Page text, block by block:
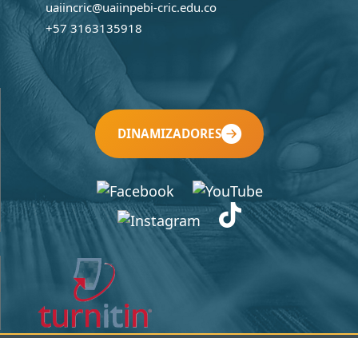
uaiincric@uaiinpebi-cric.edu.co
+57 3163135918
DINAMIZADORES